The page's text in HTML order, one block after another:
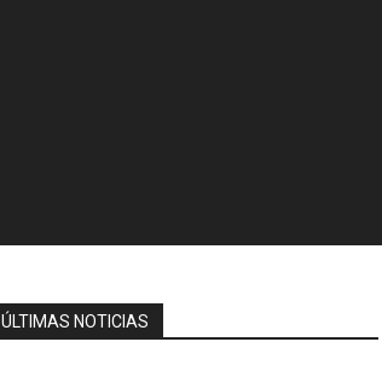
ÚLTIMAS NOTICIAS